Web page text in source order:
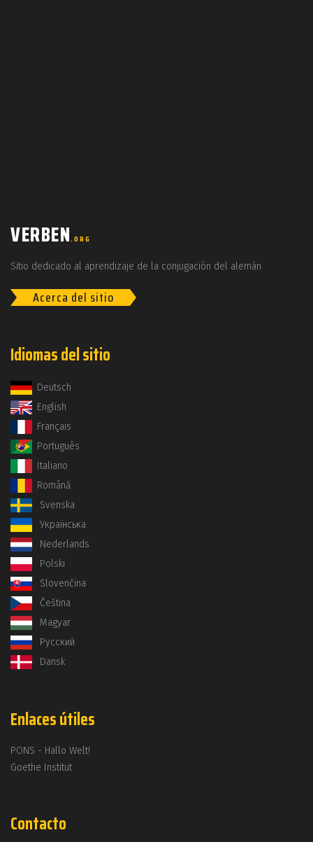
VERBEN.ORG
Sitio dedicado al aprendizaje de la conjugación del alemán
Acerca del sitio
Idiomas del sitio
Deutsch
English
Français
Português
Italiano
Română
Svenska
Українська
Nederlands
Polski
Slovenčina
Čeština
Magyar
Русский
Dansk
Enlaces útiles
PONS - Hallo Welt!
Goethe Institut
Contacto